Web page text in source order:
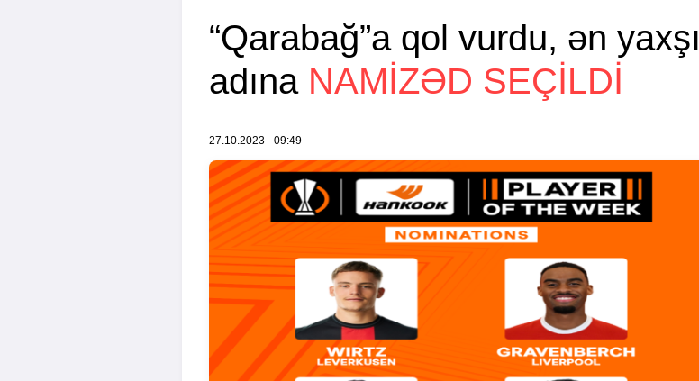
“Qarabağ”a qol vurdu, ən yaxşı
adınaNAMIZƏD SEÇILDI
27.10.2023 - 09:49